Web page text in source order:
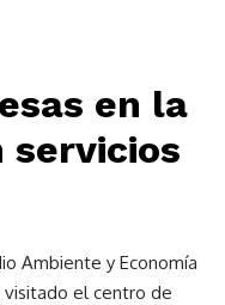
en la
Ambiente y Economía
visitado el centro de